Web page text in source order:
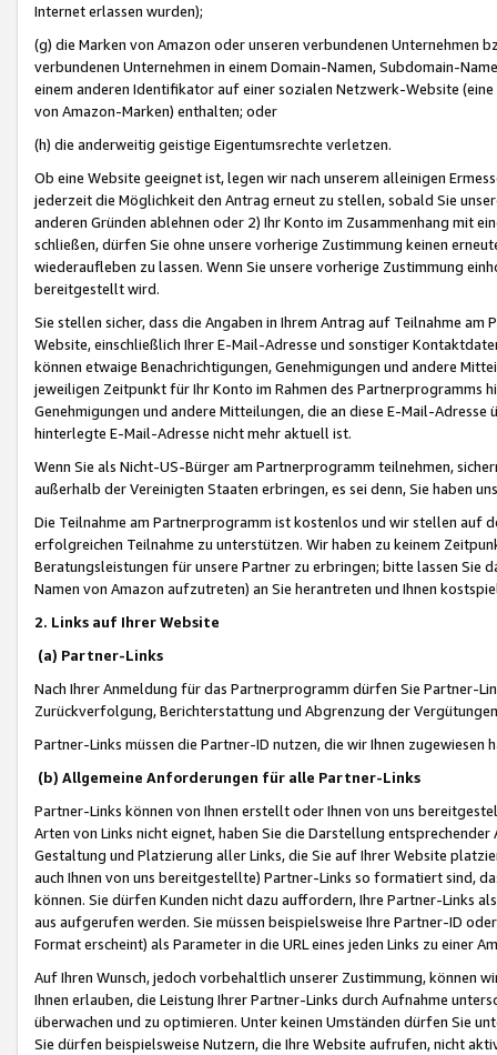
Internet erlassen wurden);
(g) die Marken von Amazon oder unseren verbundenen Unternehmen
verbundenen Unternehmen in einem Domain-Namen, Subdomain-
einem anderen Identifikator auf einer sozialen Netzwerk-Website
von Amazon-Marken) enthalten; oder
(h) die anderweitig geistige Eigentumsrechte verletzen.
Ob eine Website geeignet ist, legen wir nach unserem alleinigen
jederzeit die Möglichkeit den Antrag erneut zu stellen, sobald Sie
anderen Gründen ablehnen oder 2) Ihr Konto im Zusammenhang mit
schließen, dürfen Sie ohne unsere vorherige Zustimmung keinen
wiederaufleben zu lassen. Wenn Sie unsere vorherige Zustimmung
bereitgestellt wird.
Sie stellen sicher, dass die Angaben in Ihrem Antrag auf Teilnahme
Website, einschließlich Ihrer E-Mail-Adresse und sonstiger
können etwaige Benachrichtigungen, Genehmigungen und andere
jeweiligen Zeitpunkt für Ihr Konto im Rahmen des Partnerprogramms
Genehmigungen und andere Mitteilungen, die an diese E-Mail-
hinterlegte E-Mail-Adresse nicht mehr aktuell ist.
Wenn Sie als Nicht-US-Bürger am Partnerprogramm teilnehmen,
außerhalb der Vereinigten Staaten erbringen, es sei denn, Sie haben
Die Teilnahme am Partnerprogramm ist kostenlos und wir stellen auf
erfolgreichen Teilnahme zu unterstützen. Wir haben zu keinem
Beratungsleistungen für unsere Partner zu erbringen; bitte lassen Sie
Namen von Amazon aufzutreten) an Sie herantreten und Ihnen
2. Links auf Ihrer Website
(a) Partner-Links
Nach Ihrer Anmeldung für das Partnerprogramm dürfen Sie Partner-
Zurückverfolgung, Berichterstattung und Abgrenzung der
Partner-Links müssen die Partner-ID nutzen, die wir Ihnen zugewiesen
(b) Allgemeine Anforderungen für alle Partner-Links
Partner-Links können von Ihnen erstellt oder Ihnen von uns
Arten von Links nicht eignet, haben Sie die Darstellung
Gestaltung und Platzierung aller Links, die Sie auf Ihrer Website
auch Ihnen von uns bereitgestellte) Partner-Links so formatiert sind,
können. Sie dürfen Kunden nicht dazu auffordern, Ihre Partner-Links
aus aufgerufen werden. Sie müssen beispielsweise Ihre Partner-ID
Format erscheint) als Parameter in die URL eines jeden Links zu einer
Auf Ihren Wunsch, jedoch vorbehaltlich unserer Zustimmung, können
Ihnen erlauben, die Leistung Ihrer Partner-Links durch Aufnahme
überwachen und zu optimieren. Unter keinen Umständen dürfen Sie
Sie dürfen beispielsweise Nutzern, die Ihre Website aufrufen, nicht